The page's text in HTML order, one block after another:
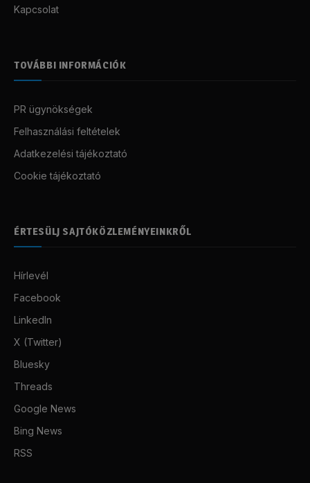
Kapcsolat
TOVÁBBI INFORMÁCIÓK
PR ügynökségek
Felhasználási feltételek
Adatkezelési tájékoztató
Cookie tájékoztató
ÉRTESÜLJ SAJTÓKÖZLEMÉNYEINKRŐL
Hírlevél
Facebook
LinkedIn
X (Twitter)
Bluesky
Threads
Google News
Bing News
RSS